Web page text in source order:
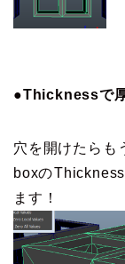
●Thicknessで厚
穴を開けたらも
boxの
ます！